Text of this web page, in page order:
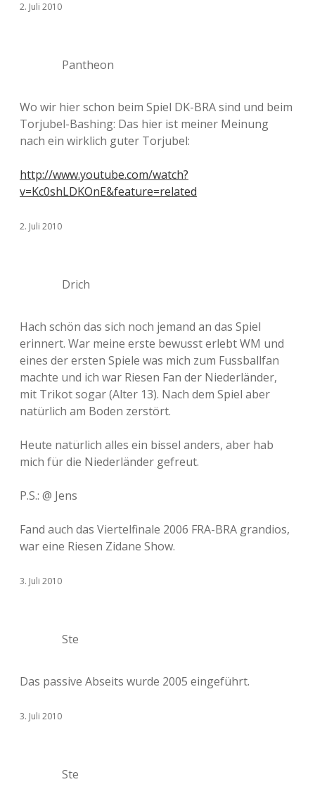
2. Juli 2010
Pantheon
Wo wir hier schon beim Spiel DK-BRA sind und beim
Torjubel-Bashing: Das hier ist meiner Meinung
nach ein wirklich guter Torjubel:
http://www.youtube.com/watch?
v=Kc0shLDKOnE&feature=related
2. Juli 2010
Drich
Hach schön das sich noch jemand an das Spiel
erinnert. War meine erste bewusst erlebt WM und
eines der ersten Spiele was mich zum Fussballfan
machte und ich war Riesen Fan der Niederländer,
mit Trikot sogar (Alter 13). Nach dem Spiel aber
natürlich am Boden zerstört.
Heute natürlich alles ein bissel anders, aber hab
mich für die Niederländer gefreut.
P.S.: @ Jens
Fand auch das Viertelfinale 2006 FRA-BRA grandios,
war eine Riesen Zidane Show.
3. Juli 2010
Ste
Das passive Abseits wurde 2005 eingeführt.
3. Juli 2010
Ste